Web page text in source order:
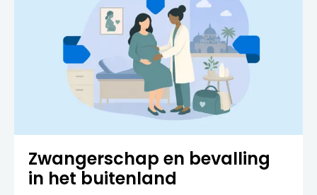
Zwangerschap en bevalling
in het buitenland